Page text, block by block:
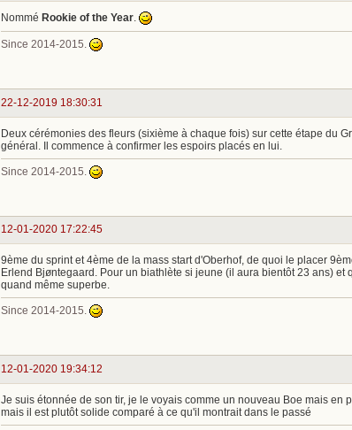
Nommé Rookie of the Year.
Since 2014-2015.
22-12-2019 18:30:31
Deux cérémonies des fleurs (sixième à chaque fois) sur cette étape du
général. Il commence à confirmer les espoirs placés en lui.
Since 2014-2015.
12-01-2020 17:22:45
9ème du sprint et 4ème de la mass start d'Oberhof, de quoi le placer
Erlend Bjøntegaard. Pour un biathlète si jeune (il aura bientôt 23 ans) et
quand même superbe.
Since 2014-2015.
12-01-2020 19:34:12
Je suis étonnée de son tir, je le voyais comme un nouveau Boe mais en
mais il est plutôt solide comparé à ce qu'il montrait dans le passé